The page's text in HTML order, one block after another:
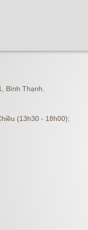
Bình Thạnh.
(13h30 - 18h00);